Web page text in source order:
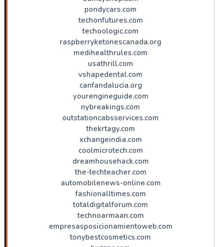
pondycars.com
techonfutures.com
techoologic.com
raspberryketonescanada.org
medihealthrules.com
usathrill.com
vshapedental.com
canfandalucia.org
yourengineguide.com
nybreakings.com
outstationcabsservices.com
thekrtagy.com
xchangeindia.com
coolmicrotech.com
dreamhousehack.com
the-techteacher.com
automobilenews-online.com
fashionalltimes.com
totaldigitalforum.com
technoarmaan.com
empresasposicionamientoweb.com
tonybestcosmetics.com